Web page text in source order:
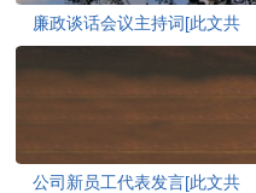
廉政谈话会议主持词[此文共
公司新员工代表发言[此文共